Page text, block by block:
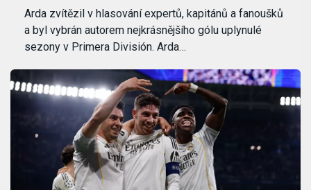
Arda zvítězil v hlasování expertů, kapitánů a fanoušků
a byl vybrán autorem nejkrásnějšího gólu uplynulé
sezony v Primera División. Arda…